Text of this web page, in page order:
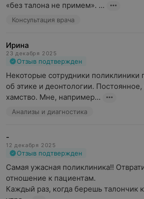
«без талона не примем». ...
Консультация врача
Ирина
23 декабря 2025
Отзыв подтвержден
Некоторые сотрудники поликлиники
об этике и деонтологии.
хамство. Мне, например...
Анализы и диагностика
-
12 декабря 2025
Отзыв подтвержден
Самая ужасная поликлиника!!
отношение к пациентам.
Каждый раз, когда берешь талончик